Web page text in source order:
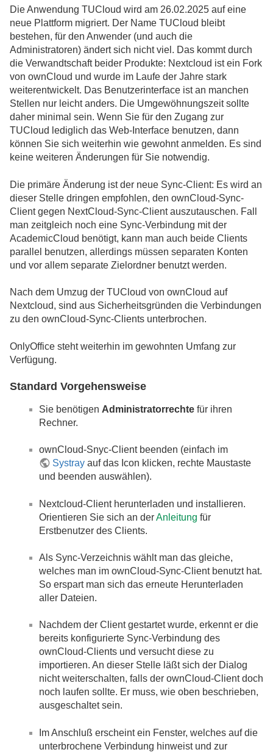
Die Anwendung TUCloud wird am 26.02.2025 auf eine
neue Plattform migriert. Der Name TUCloud bleibt
bestehen, für den Anwender (und auch die
Administratoren) ändert sich nicht viel. Das kommt durch
die Verwandtschaft beider Produkte: Nextcloud ist ein Fork
von ownCloud und wurde im Laufe der Jahre stark
weiterentwickelt. Das Benutzerinterface ist an manchen
Stellen nur leicht anders. Die Umgewöhnungszeit sollte
daher minimal sein. Wenn Sie für den Zugang zur
TUCloud lediglich das Web-Interface benutzen, dann
können Sie sich weiterhin wie gewohnt anmelden. Es sind
keine weiteren Änderungen für Sie notwendig.
Die primäre Änderung ist der neue Sync-Client: Es wird an
dieser Stelle dringen empfohlen, den ownCloud-Sync-
Client gegen NextCloud-Sync-Client auszutauschen. Fall
man zeitgleich noch eine Sync-Verbindung mit der
AcademicCloud benötigt, kann man auch beide Clients
parallel benutzen, allerdings müssen separaten Konten
und vor allem separate Zielordner benutzt werden.
Nach dem Umzug der TUCloud von ownCloud auf
Nextcloud, sind aus Sicherheitsgründen die Verbindungen
zu den ownCloud-Sync-Clients unterbrochen.
OnlyOffice steht weiterhin im gewohnten Umfang zur
Verfügung.
Standard Vorgehensweise
Sie benötigen Administratorrechte für ihren
Rechner.
ownCloud-Snyc-Client beenden (einfach im
Systray auf das Icon klicken, rechte Maustaste
und beenden auswählen).
Nextcloud-Client herunterladen und installieren.
Orientieren Sie sich an derAnleitung für
Erstbenutzer des Clients.
Als Sync-Verzeichnis wählt man das gleiche,
welches man im ownCloud-Sync-Client benutzt hat.
So erspart man sich das erneute Herunterladen
aller Dateien.
Nachdem der Client gestartet wurde, erkennt er die
bereits konfigurierte Sync-Verbindung des
ownCloud-Clients und versucht diese zu
importieren. An dieser Stelle läßt sich der Dialog
nicht weiterschalten, falls der ownCloud-Client doch
noch laufen sollte. Er muss, wie oben beschrieben,
ausgeschaltet sein.
Im Anschluß erscheint ein Fenster, welches auf die
unterbrochene Verbindung hinweist und zur